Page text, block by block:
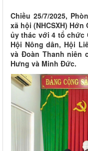
Chiều 25/7/2025,
xã hội (NHCSXH)
ủy thác với 4 tổ chức
Hội Nông dân, Hội
và Đoàn Thanh niên
Hưng và Minh Đức.